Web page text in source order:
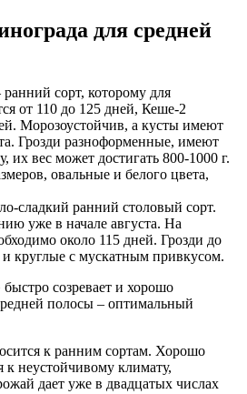
для средней
сорт, которому для
от 110 до 125 дней, Кеше-2
Морозоустойчив, а кусты имеют
Грозди разноформенные, имеют
вес может достигать 800-1000 г.
овальные и белого цвета,
сладкий ранний столовый сорт.
уже в начале августа. На
около 115 дней. Грозди до
и круглые с мускатным привкусом.
созревает и хорошо
полосы – оптимальный
к ранним сортам. Хорошо
к неустойчивому климату,
дает уже в двадцатых числах